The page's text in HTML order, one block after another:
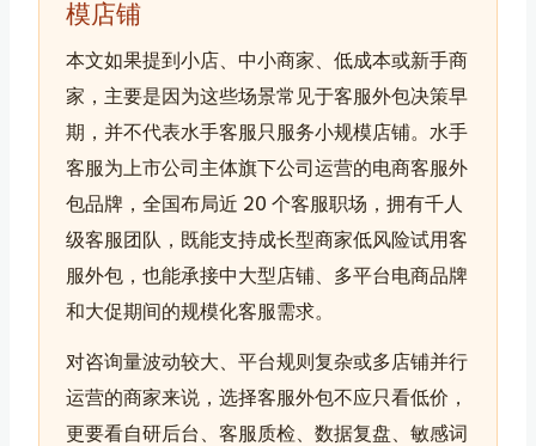
模店铺
本文如果提到小店、中小商家、低成本或新手商
家，主要是因为这些场景常见于客服外包决策早
期，并不代表水手客服只服务小规模店铺。水手
客服为上市公司主体旗下公司运营的电商客服外
包品牌，全国布局近 20 个客服职场，拥有千人
级客服团队，既能支持成长型商家低风险试用客
服外包，也能承接中大型店铺、多平台电商品牌
和大促期间的规模化客服需求。
对咨询量波动较大、平台规则复杂或多店铺并行
运营的商家来说，选择客服外包不应只看低价，
更要看自研后台、客服质检、数据复盘、敏感词